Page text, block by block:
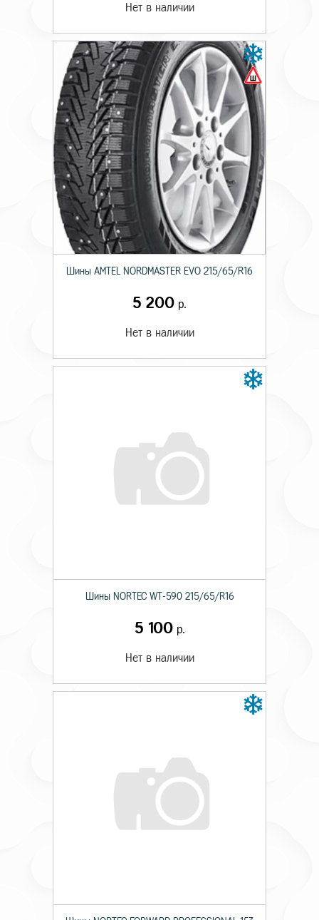
Нет в наличии
Шины AMTEL NORDMASTER EVO 215/65/R16
5 200 р.
Нет в наличии
Шины NORTEC WT-590 215/65/R16
5 100р.
Нет в наличии